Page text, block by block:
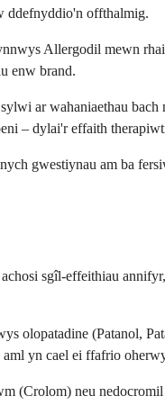
ddefnyddio'n offthalmig.
Allergodil mewn
enw brand.
ar wahaniaethau
– dylai'r effaith
gwestiynau am ba
sgîl-effeithiau
olopatadine (Patanol,
yn cael ei ffafrio
(Crolom) neu